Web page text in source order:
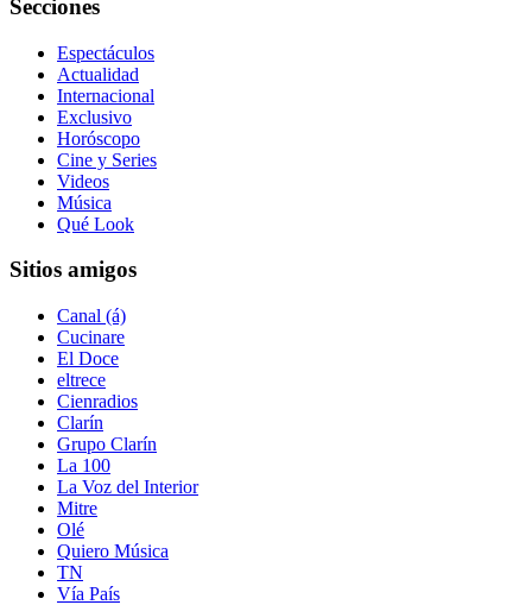
Secciones
Espectáculos
Actualidad
Internacional
Exclusivo
Horóscopo
Cine y Series
Videos
Música
Qué Look
Sitios amigos
Canal (á)
Cucinare
El Doce
eltrece
Cienradios
Clarín
Grupo Clarín
La 100
La Voz del Interior
Mitre
Olé
Quiero Música
TN
Vía País